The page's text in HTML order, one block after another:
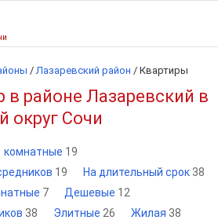
/ Лазаревский район / Квартиры
в районе Лазаревский в
округ Сочи
комнатные 19
19 На длительный срок 38
7 Дешевые 12
38 Элитные 26 Жилая 38